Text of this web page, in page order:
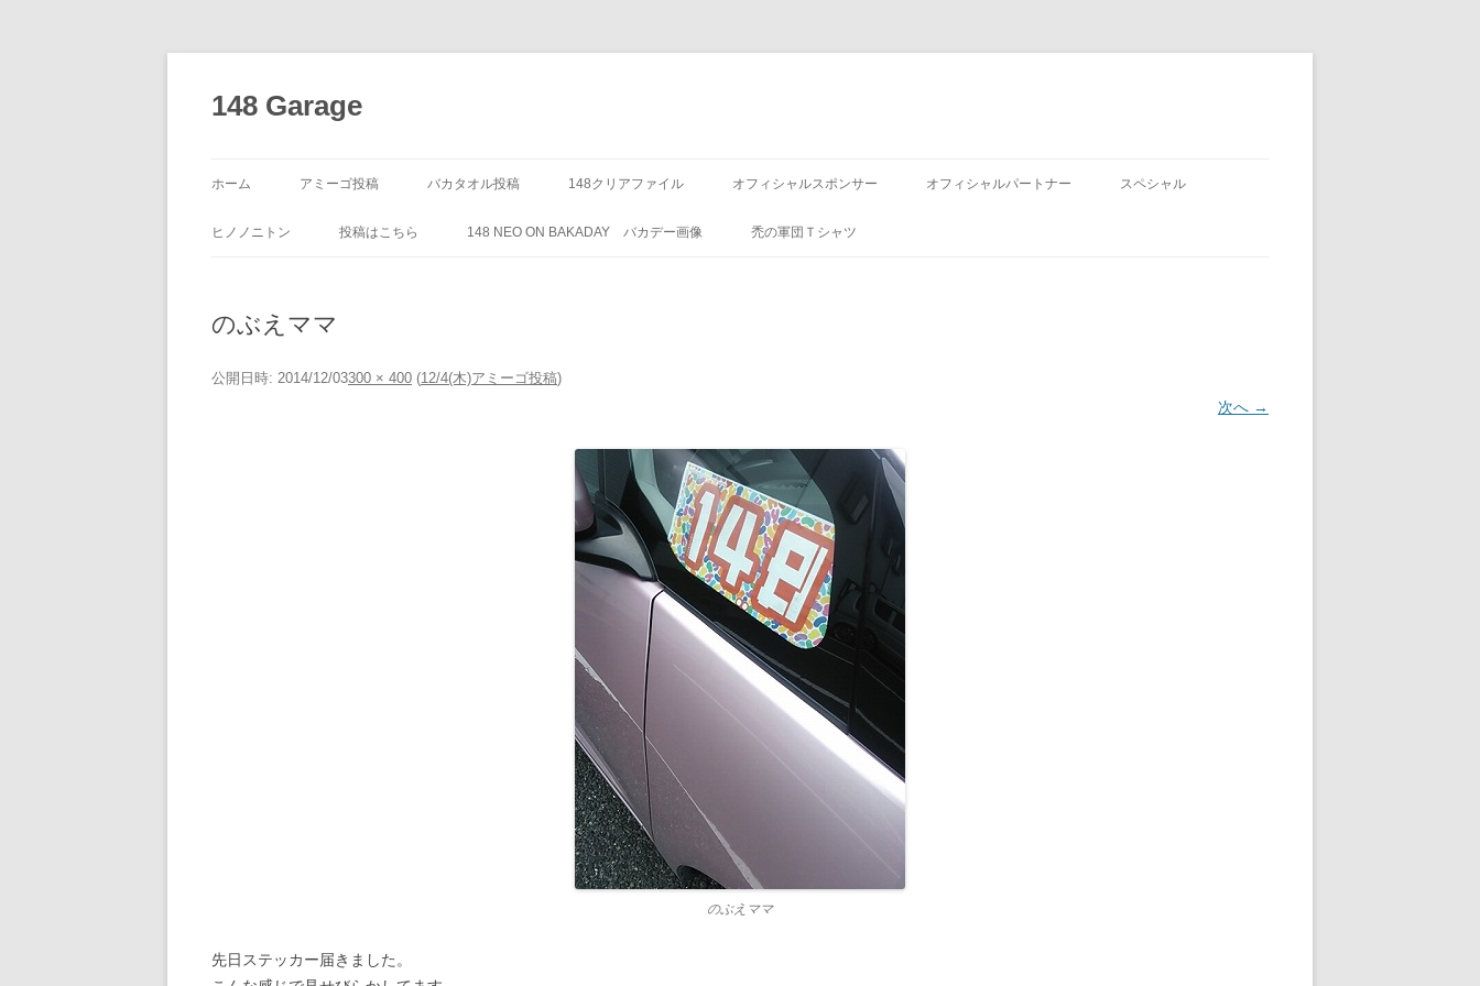
ン
ツ
ッ
148 Garage
ホーム アミーゴ投稿 バカタオル投稿 148クリアファイル オフィシャルスポンサー オフィシャルパートナー スペシャル
ヒノノニトン 投稿はこちら 148 NEO ON BAKADAY バカデー画像 禿の軍団Ｔシャツ
のぶえママ
公開日時: 2014/12/03300 × 400 (12/4(木)アミーゴ投稿)
次へ →
のぶえママ
先日ステッカー届きました。